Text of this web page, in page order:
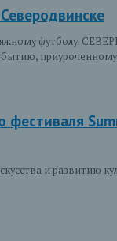
футболу.
и развитию